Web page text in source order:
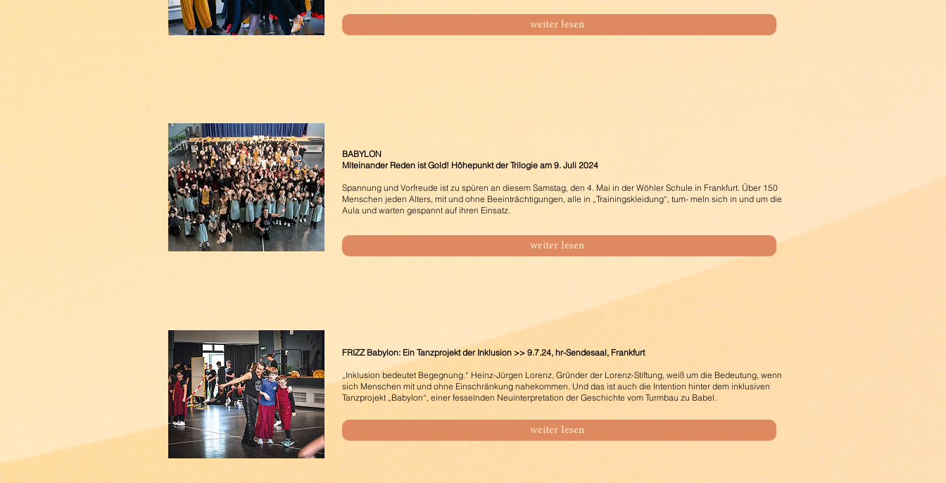
weiter lesen
BABYLON
Miteinander Reden ist Gold! Höhepunkt der Trilogie am 9. Juli 2024
Spannung und Vorfreude ist zu spüren an diesem Samstag, den 4. Mai in der Wöhler Schule in Frankfurt. Über 150
Menschen jeden Alters, mit und ohne Beeinträchtigungen, alle in „Trainingskleidung“, tum- meln sich in und um die
Aula und warten gespannt auf ihren Einsatz.
weiter lesen
FRIZZ Babylon: Ein Tanzprojekt der Inklusion >> 9.7.24, hr-Sendesaal, Frankfurt
„Inklusion bedeutet Begegnung.“ Heinz-Jürgen Lorenz, Gründer der Lorenz-Stiftung, weiß um die Bedeutung, wenn
sich Menschen mit und ohne Einschränkung nahekommen. Und das ist auch die Intention hinter dem inklusiven
Tanzprojekt „Babylon“, einer fesselnden Neuinterpretation der Geschichte vom Turmbau zu Babel.
weiter lesen